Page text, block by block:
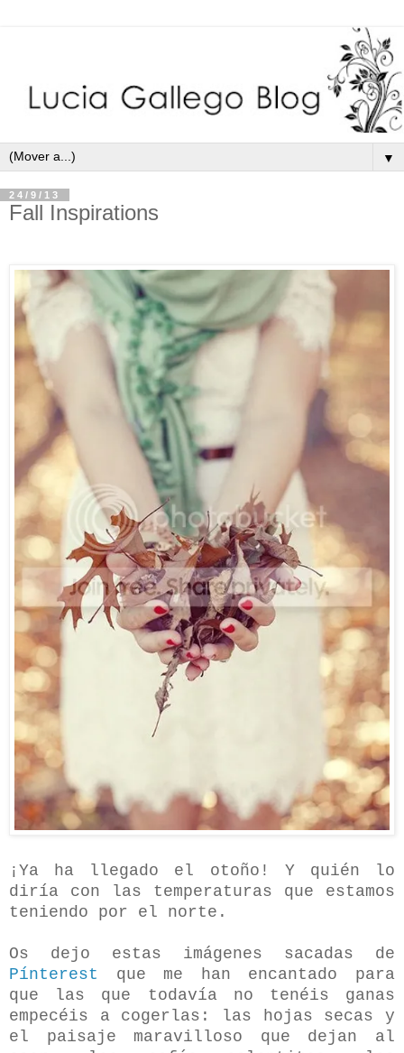
▼
24/9/13
Fall Inspirations
¡Ya ha llegado el otoño! Y quién lo
diría con las temperaturas que estamos
teniendo por el norte.
Os dejo estas imágenes sacadas de
Pínterest que me han encantado para
que las que todavía no tenéis ganas
empecéis a cogerlas: las hojas secas y
el paisaje maravilloso que dejan al